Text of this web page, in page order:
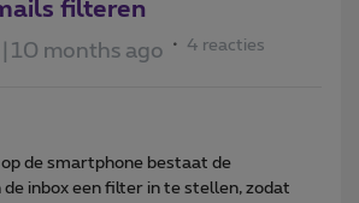
filteren
months ago 4 reacties
op de smartphone bestaat de
de inbox een filter in te stellen, zodat